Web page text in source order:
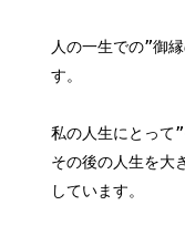
人の一生での”御
す。
私の人生にとって
その後の人生を大
しています。